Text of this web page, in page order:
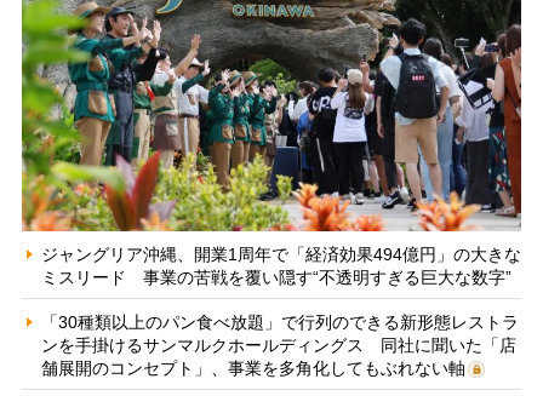
ジャングリア沖縄、開業1周年で「経済効果494億円」の大きな
ミスリード 事業の苦戦を覆い隠す“不透明すぎる巨大な数字”
「30種類以上のパン食べ放題」で行列のできる新形態レストラ
ンを手掛けるサンマルクホールディングス 同社に聞いた「店
舗展開のコンセプト」、事業を多角化してもぶれない軸